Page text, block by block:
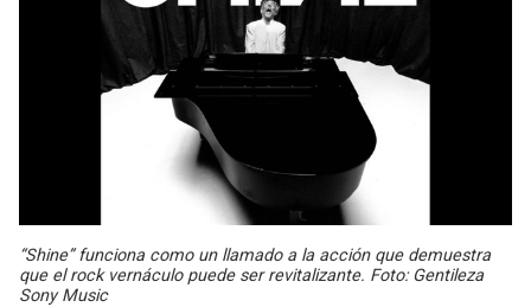
“Shine” funciona como un llamado a la acción que demuestra
que el rock vernáculo puede ser revitalizante. Foto: Gentileza
Sony Music